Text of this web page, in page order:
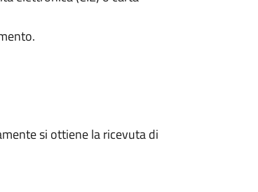
si ottiene la ricevuta di